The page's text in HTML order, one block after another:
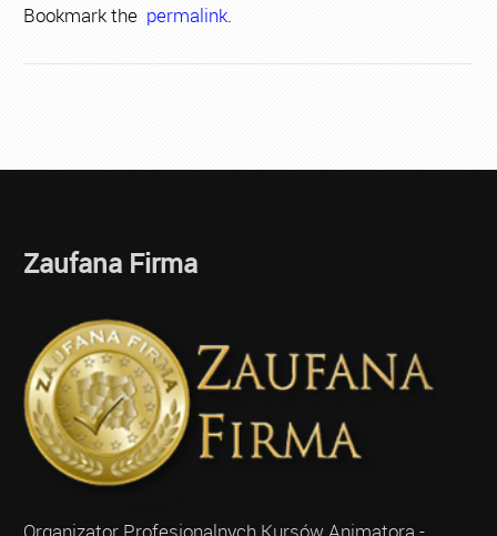
Bookmark thepermalink.
Zaufana Firma